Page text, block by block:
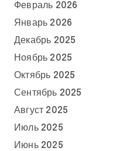
Февраль 2026
Январь 2026
Декабрь 2025
Ноябрь 2025
Октябрь 2025
Сентябрь 2025
Август 2025
Июль 2025
Июнь 2025